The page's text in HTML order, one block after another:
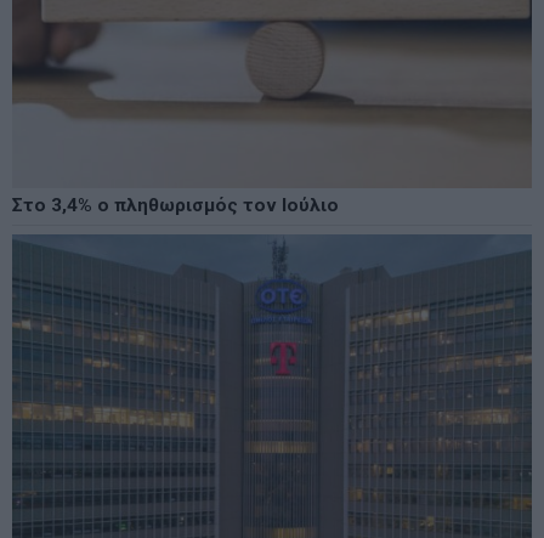
Στο 3,4% ο πληθωρισμός τον Ιούλιο